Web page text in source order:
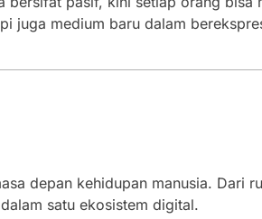
juga medium baru dalam
depan kehidupan manusia. Dari
satu ekosistem digital.